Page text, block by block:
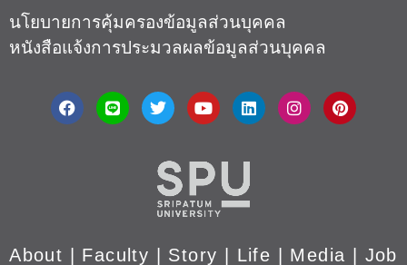
นโยบายการคุ้มครองข้อมูลส่วนบุคคล
หนังสือแจ้งการประมวลผลข้อมูลส่วนบุคคล
About | Faculty | Story | Life | Media | Job